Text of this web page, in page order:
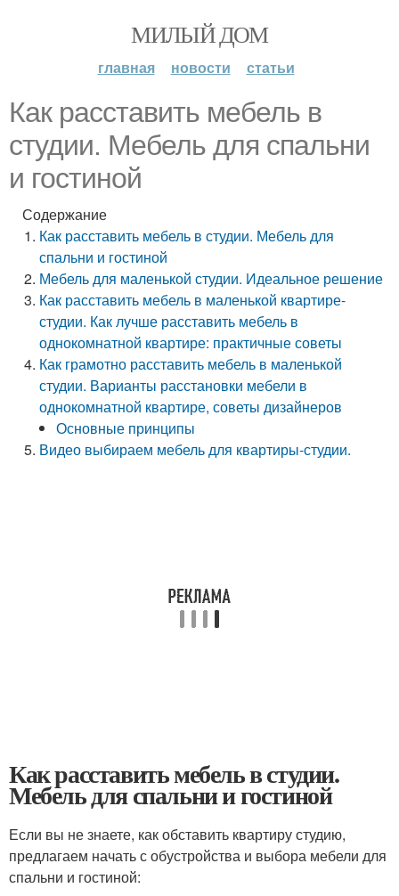
МИЛЫЙ ДОМ
главная новости статьи
Как расставить мебель в
студии. Мебель для спальни
и гостиной
Содержание
Как расставить мебель в студии. Мебель для
спальни и гостиной
Мебель для маленькой студии. Идеальное решение
Как расставить мебель в маленькой квартире-
студии. Как лучше расставить мебель в
однокомнатной квартире: практичные советы
Как грамотно расставить мебель в маленькой
студии. Варианты расстановки мебели в
однокомнатной квартире, советы дизайнеров
Основные принципы
Видео выбираем мебель для квартиры-студии.
Как расставить мебель в студии.
Мебель для спальни и гостиной
Если вы не знаете, как обставить квартиру студию,
предлагаем начать с обустройства и выбора мебели для
спальни и гостиной: